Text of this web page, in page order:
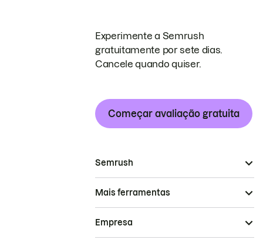
Experimente a Semrush
gratuitamente por sete dias.
Cancele quando quiser.
Começar avaliação gratuita
Semrush
Mais ferramentas
Empresa